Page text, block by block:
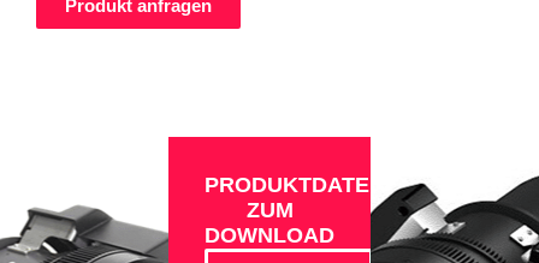
Produkt anfragen
PRODUKTDATEN
ZUM
DOWNLOAD